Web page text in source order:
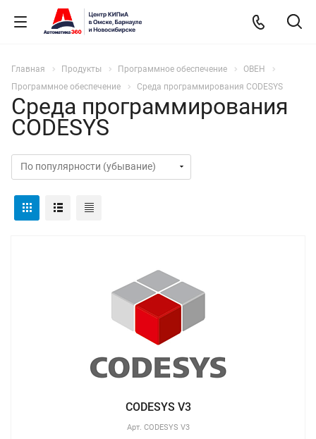
Главная Продукты Программное обеспечение
ОВЕН
Программное обеспечение
Среда программирования CODESYS
Среда программирования
CODESYS
CODESYS V3
Арт. CODESYS V3